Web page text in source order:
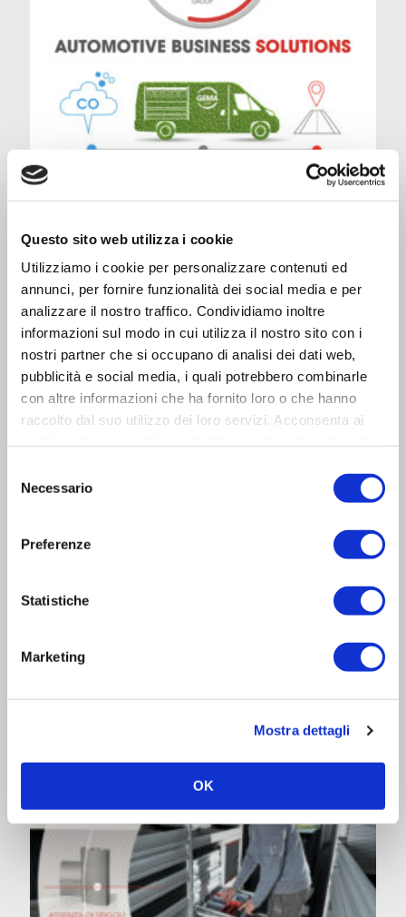
Questo sito web utilizza i cookie
Utilizziamo i cookie per personalizzare contenuti ed
annunci, per fornire funzionalità dei social media e per
analizzare il nostro traffico. Condividiamo inoltre
informazioni sul modo in cui utilizza il nostro sito con i
nostri partner che si occupano di analisi dei dati web,
pubblicità e social media, i quali potrebbero combinarle
con altre informazioni che ha fornito loro o che hanno
raccolto dal suo utilizzo dei loro servizi. Acconsenta ai
delNecessario
Preferenze
Statistiche
Marketing
Mostra dettagli
OK